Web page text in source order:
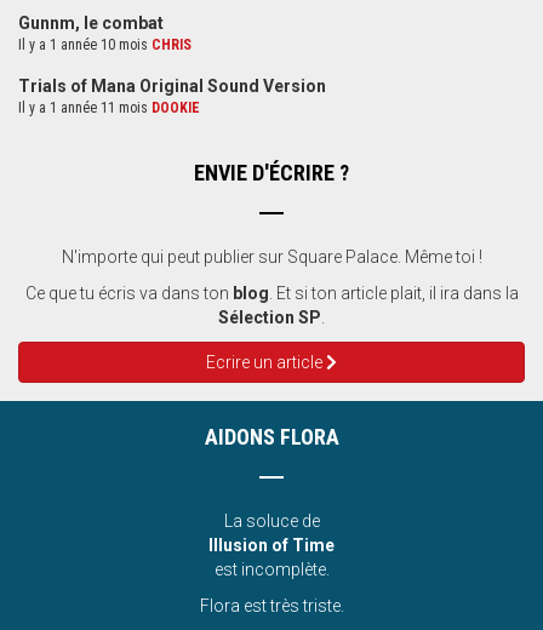
Gunnm, le combat
Il y a 1 année 10 mois CHRIS
Trials of Mana Original Sound Version
Il y a 1 année 11 mois DOOKIE
ENVIE D'ÉCRIRE ?
N'importe qui peut publier sur Square Palace. Même toi !
Ce que tu écris va dans ton blog . Et si ton article plait, il ira dans la
Sélection SP
Ecrire un article
AIDONS FLORA
La soluce de
Illusion of Time
est incomplète.
Flora est très triste.